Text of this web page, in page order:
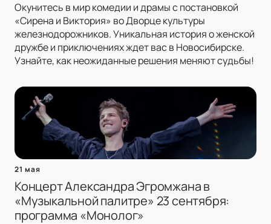
Окунитесь в мир комедии и драмы с постановкой
«Сирена и Виктория» во Дворце культуры
железнодорожников. Уникальная история о женской
дружбе и приключениях ждет вас в Новосибирске.
Узнайте, как неожиданные решения меняют судьбы!
21 мая
Концерт Александра Эгромжана в
«Музыкальной палитре» 23 сентября:
программа «Монолог»